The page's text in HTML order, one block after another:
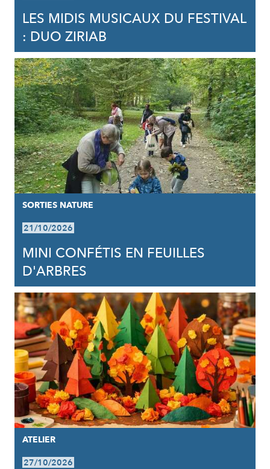
LES MIDIS MUSICAUX DU FESTIVAL
: DUO ZIRIAB
SORTIES NATURE
21/10/2026
MINI CONFÉTIS EN FEUILLES
D'ARBRES
ATELIER
27/10/2026